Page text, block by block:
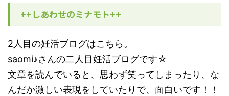
++しあわせのミナモト++
2人目の妊活ブログはこちら。
saomi♪さんの二人目妊活ブログです☆
文章を読んでいると、思わず笑ってしまったり、な
んだか激しい表現をしていたりで、面白いです！！